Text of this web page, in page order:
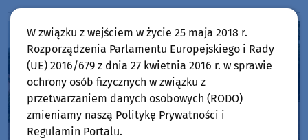
W związku z wejściem w życie 25 maja 2018 r.
Rozporządzenia Parlamentu Europejskiego i Rady
(UE) 2016/679 z dnia 27 kwietnia 2016 r. w sprawie
ochrony osób fizycznych w związku z
przetwarzaniem danych osobowych (RODO)
zmieniamy naszą Politykę Prywatności i
Regulamin Portalu.